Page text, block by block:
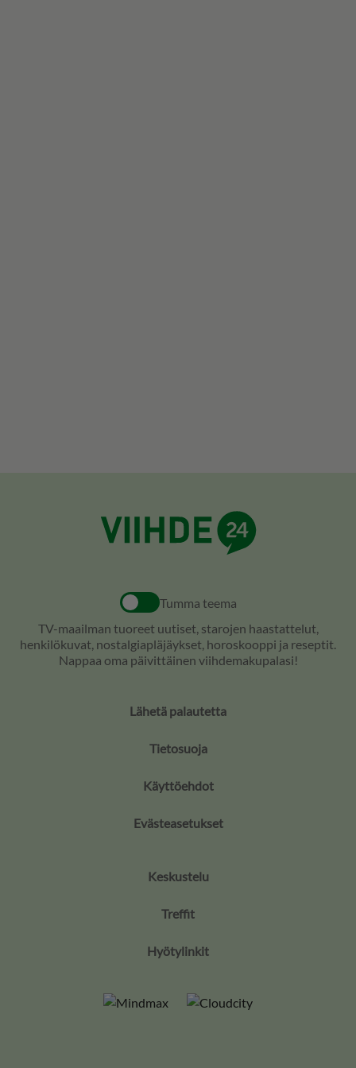
Tumma teema
TV-maailman tuoreet uutiset, starojen haastattelut,
henkilökuvat, nostalgiapläjäykset, horoskooppi ja reseptit.
Nappaa oma päivittäinen viihdemakupalasi!
Lähetä palautetta
Tietosuoja
Käyttöehdot
Evästeasetukset
Keskustelu
Treffit
Hyötylinkit